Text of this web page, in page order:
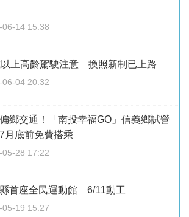
06-14 15:38
上高齡駕駛注意 換照新制已上路
06-04 20:32
鄉交通！「南投幸福GO」信義鄉試營
底前免費搭乘
05-28 17:22
首座全民運動館 6/11動工
05-19 15:27